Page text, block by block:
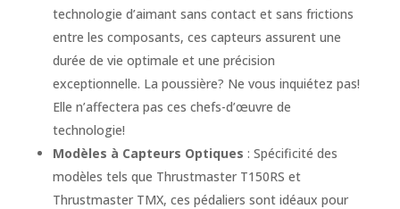
technologie d’aimant sans contact et sans frictions
entre les composants, ces capteurs assurent une
durée de vie optimale et une précision
exceptionnelle. La poussière? Ne vous inquiétez pas!
Elle n’affectera pas ces chefs-d’œuvre de
technologie!
Modèles à Capteurs Optiques : Spécificité des
modèles tels que Thrustmaster T150RS et
Thrustmaster TMX, ces pédaliers sont idéaux pour